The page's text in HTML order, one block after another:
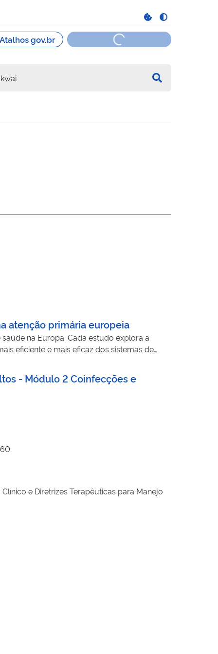
atenção primária europeia
na Europa. Cada estudo explora a
eficiente e mais eficaz dos sistemas de
- Módulo 2 Coinfecções e
e Diretrizes Terapêuticas para Manejo